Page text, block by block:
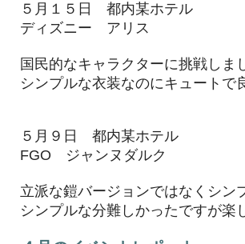
５月１５日 都内某ホテル
ディズニー アリス
国民的なキャラクターに挑戦しま
シンプルな衣装なのにキュートで
５月９日 都内某ホテル
FGO ジャンヌダルク
立派な鎧バージョンではなくシン
シンプルな分難しかったですが楽